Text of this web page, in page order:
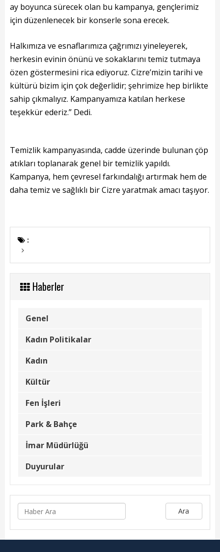
Planlanan Projeler
Genel
Kadın Politikalar
Kadın
Fen İşleri
Park & Bahçe
İmar Müdürlüğü
Foto Galeri
Videolar
Etkinlik Takvimi
Faaliyet Raporu
Başvuru Rehberi
Meclis Kararları
İhale İlanları
Vefat Edenler
Telefon Rehberi
Muhtarlıklar
Nöbetçi Eczaneler
Turizm Rehberi
ay boyunca sürecek olan bu kampanya, gençlerimiz
için düzenlenecek bir konserle sona erecek.
Halkımıza ve esnaflarımıza çağrımızı yineleyerek,
herkesin evinin önünü ve sokaklarını temiz tutmaya
özen göstermesini rica ediyoruz. Cizre’mizin tarihi ve
kültürü bizim için çok değerlidir; şehrimize hep birlikte
sahip çıkmalıyız. Kampanyamıza katılan herkese
teşekkür ederiz.” Dedi.
Temizlik kampanyasında, cadde üzerinde bulunan çöp
atıkları toplanarak genel bir temizlik yapıldı.
Kampanya, hem çevresel farkındalığı artırmak hem de
daha temiz ve sağlıklı bir Cizre yaratmak amacı taşıyor.
:
Haberler
Genel
Kadın Politikalar
Kadın
Kültür
Fen İşleri
Park & Bahçe
İmar Müdürlüğü
Duyurular
Ara